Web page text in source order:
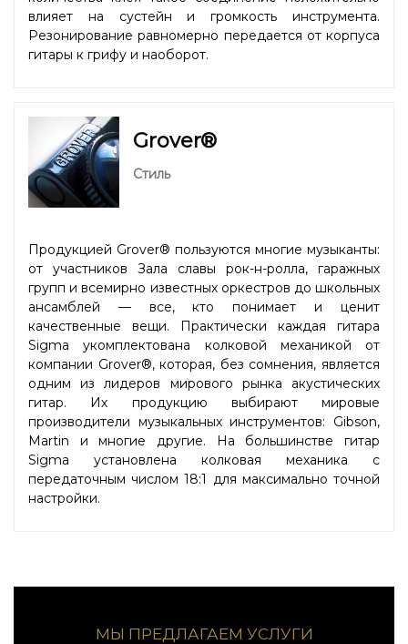
влияет на сустейн и громкость инструмента.
Резонирование равномерно передается от корпуса
гитары к грифу и наоборот.
Grover®
Стиль
Продукцией Grover® пользуются многие музыканты:
от участников Зала славы рок-н-ролла, гаражных
групп и всемирно известных оркестров до школьных
ансамблей — все, кто понимает и ценит
качественные вещи. Практически каждая гитара
Sigma укомплектована колковой механикой от
компании Grover®, которая, без сомнения, является
одним из лидеров мирового рынка акустических
гитар. Их продукцию выбирают мировые
производители музыкальных инструментов: Gibson,
Martin и многие другие. На большинстве гитар
Sigma установлена колковая механика с
передаточным числом 18:1 для максимально точной
настройки.
МЫ ПРЕДЛАГАЕМ УСЛУГИ